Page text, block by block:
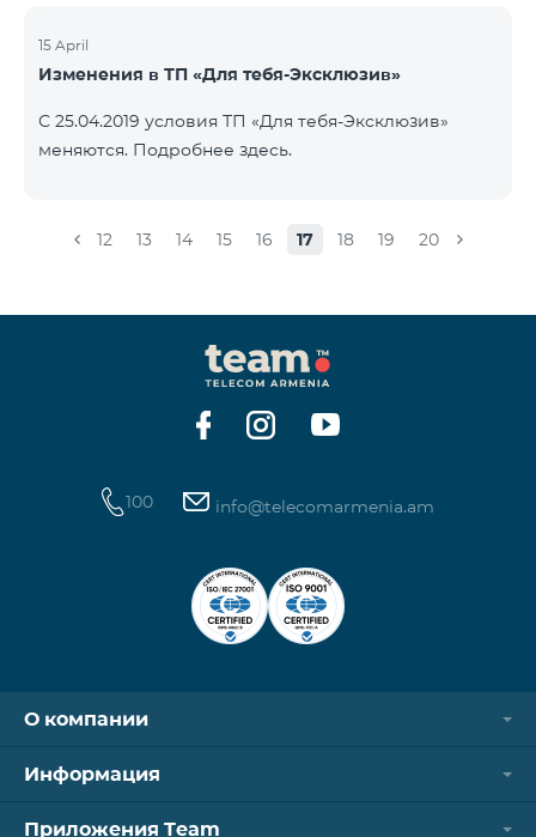
15 April
Изменения в ТП «Для тебя-Эксклюзив»
С 25.04.2019 условия ТП «Для тебя-Эксклюзив»
меняются. Подробнее здесь.
12 13 14 15 16 17 18 19 20
100 info@telecomarmenia.am
О компании
Информация
Приложения Team